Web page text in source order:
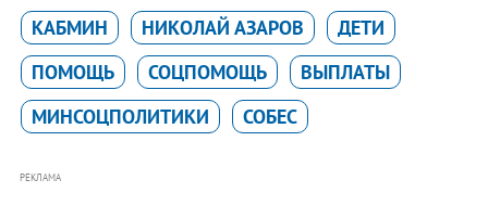
КАБМИН НИКОЛАЙ АЗАРОВ
ДЕТИ
ПОМОЩЬ
СОЦПОМОЩЬ
ВЫПЛАТЫ
МИНСОЦПОЛИТИКИ
СОБЕС
РЕКЛАМА